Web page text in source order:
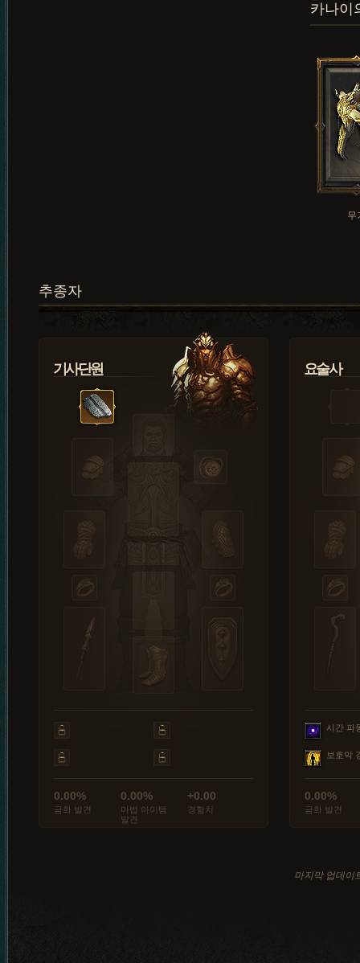
카나이
무
추종자
기사단원
0.00%
금화 발견
0.00%
마법 아이템
발견
+0.00
경험치
요술사
시간 파
보호막
0.00%
금화 발견
마지막 업데이